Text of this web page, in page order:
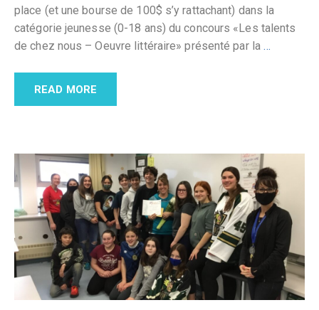
place (et une bourse de 100$ s’y rattachant) dans la
catégorie jeunesse (0-18 ans) du concours «Les talents
de chez nous – Oeuvre littéraire» présenté par la…
READ MORE